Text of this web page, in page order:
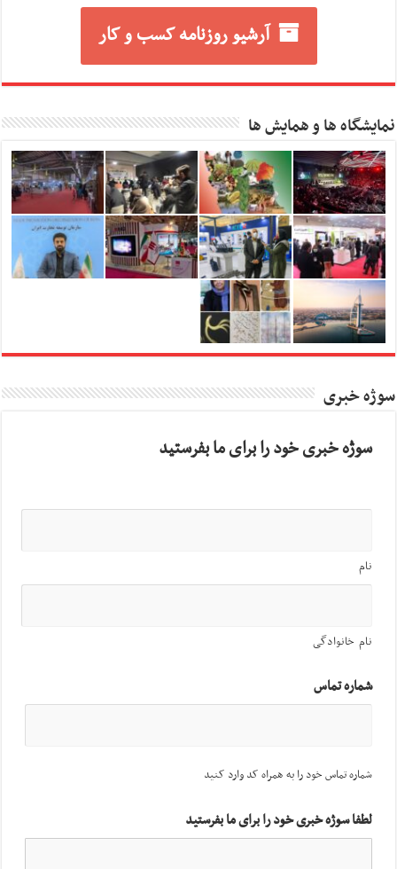
آرشیو روزنامه کسب و کار
نمایشگاه ها و همایش ها
سوژه خبری
سوژه خبری خود را برای ما بفرستید
نام
نام خانوادگی
شماره تماس
شماره تماس خود را به همراه کد وارد کنید
لطفا سوژه خبری خود را برای ما بفرستید